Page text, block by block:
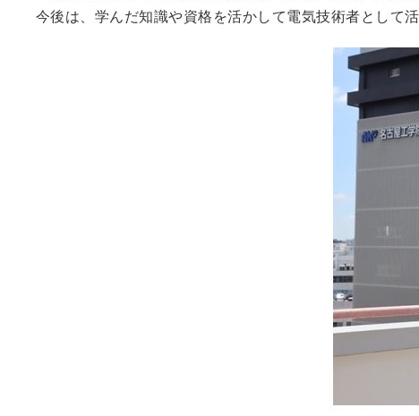
今後は、学んだ知識や資格を活かして電気技術者として